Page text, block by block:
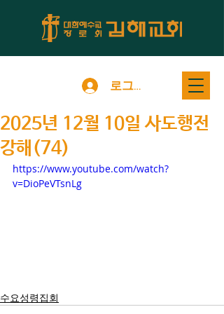
로그인
2025년 12월 10일 사도행전
강해(74)
https://www.youtube.com/watch?
v=DioPeVTsnLg
수요성령집회